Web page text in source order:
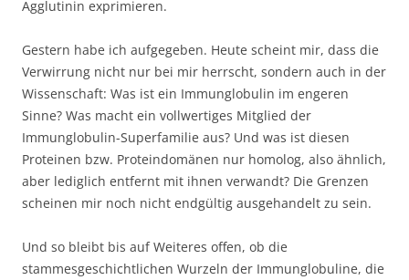
Agglutinin exprimieren.
Gestern habe ich aufgegeben. Heute scheint mir, dass die
Verwirrung nicht nur bei mir herrscht, sondern auch in der
Wissenschaft: Was ist ein Immunglobulin im engeren
Sinne? Was macht ein vollwertiges Mitglied der
Immunglobulin-Superfamilie aus? Und was ist diesen
Proteinen bzw. Proteindomänen nur homolog, also ähnlich,
aber lediglich entfernt mit ihnen verwandt? Die Grenzen
scheinen mir noch nicht endgültig ausgehandelt zu sein.
Und so bleibt bis auf Weiteres offen, ob die
stammesgeschichtlichen Wurzeln der Immunglobuline, die